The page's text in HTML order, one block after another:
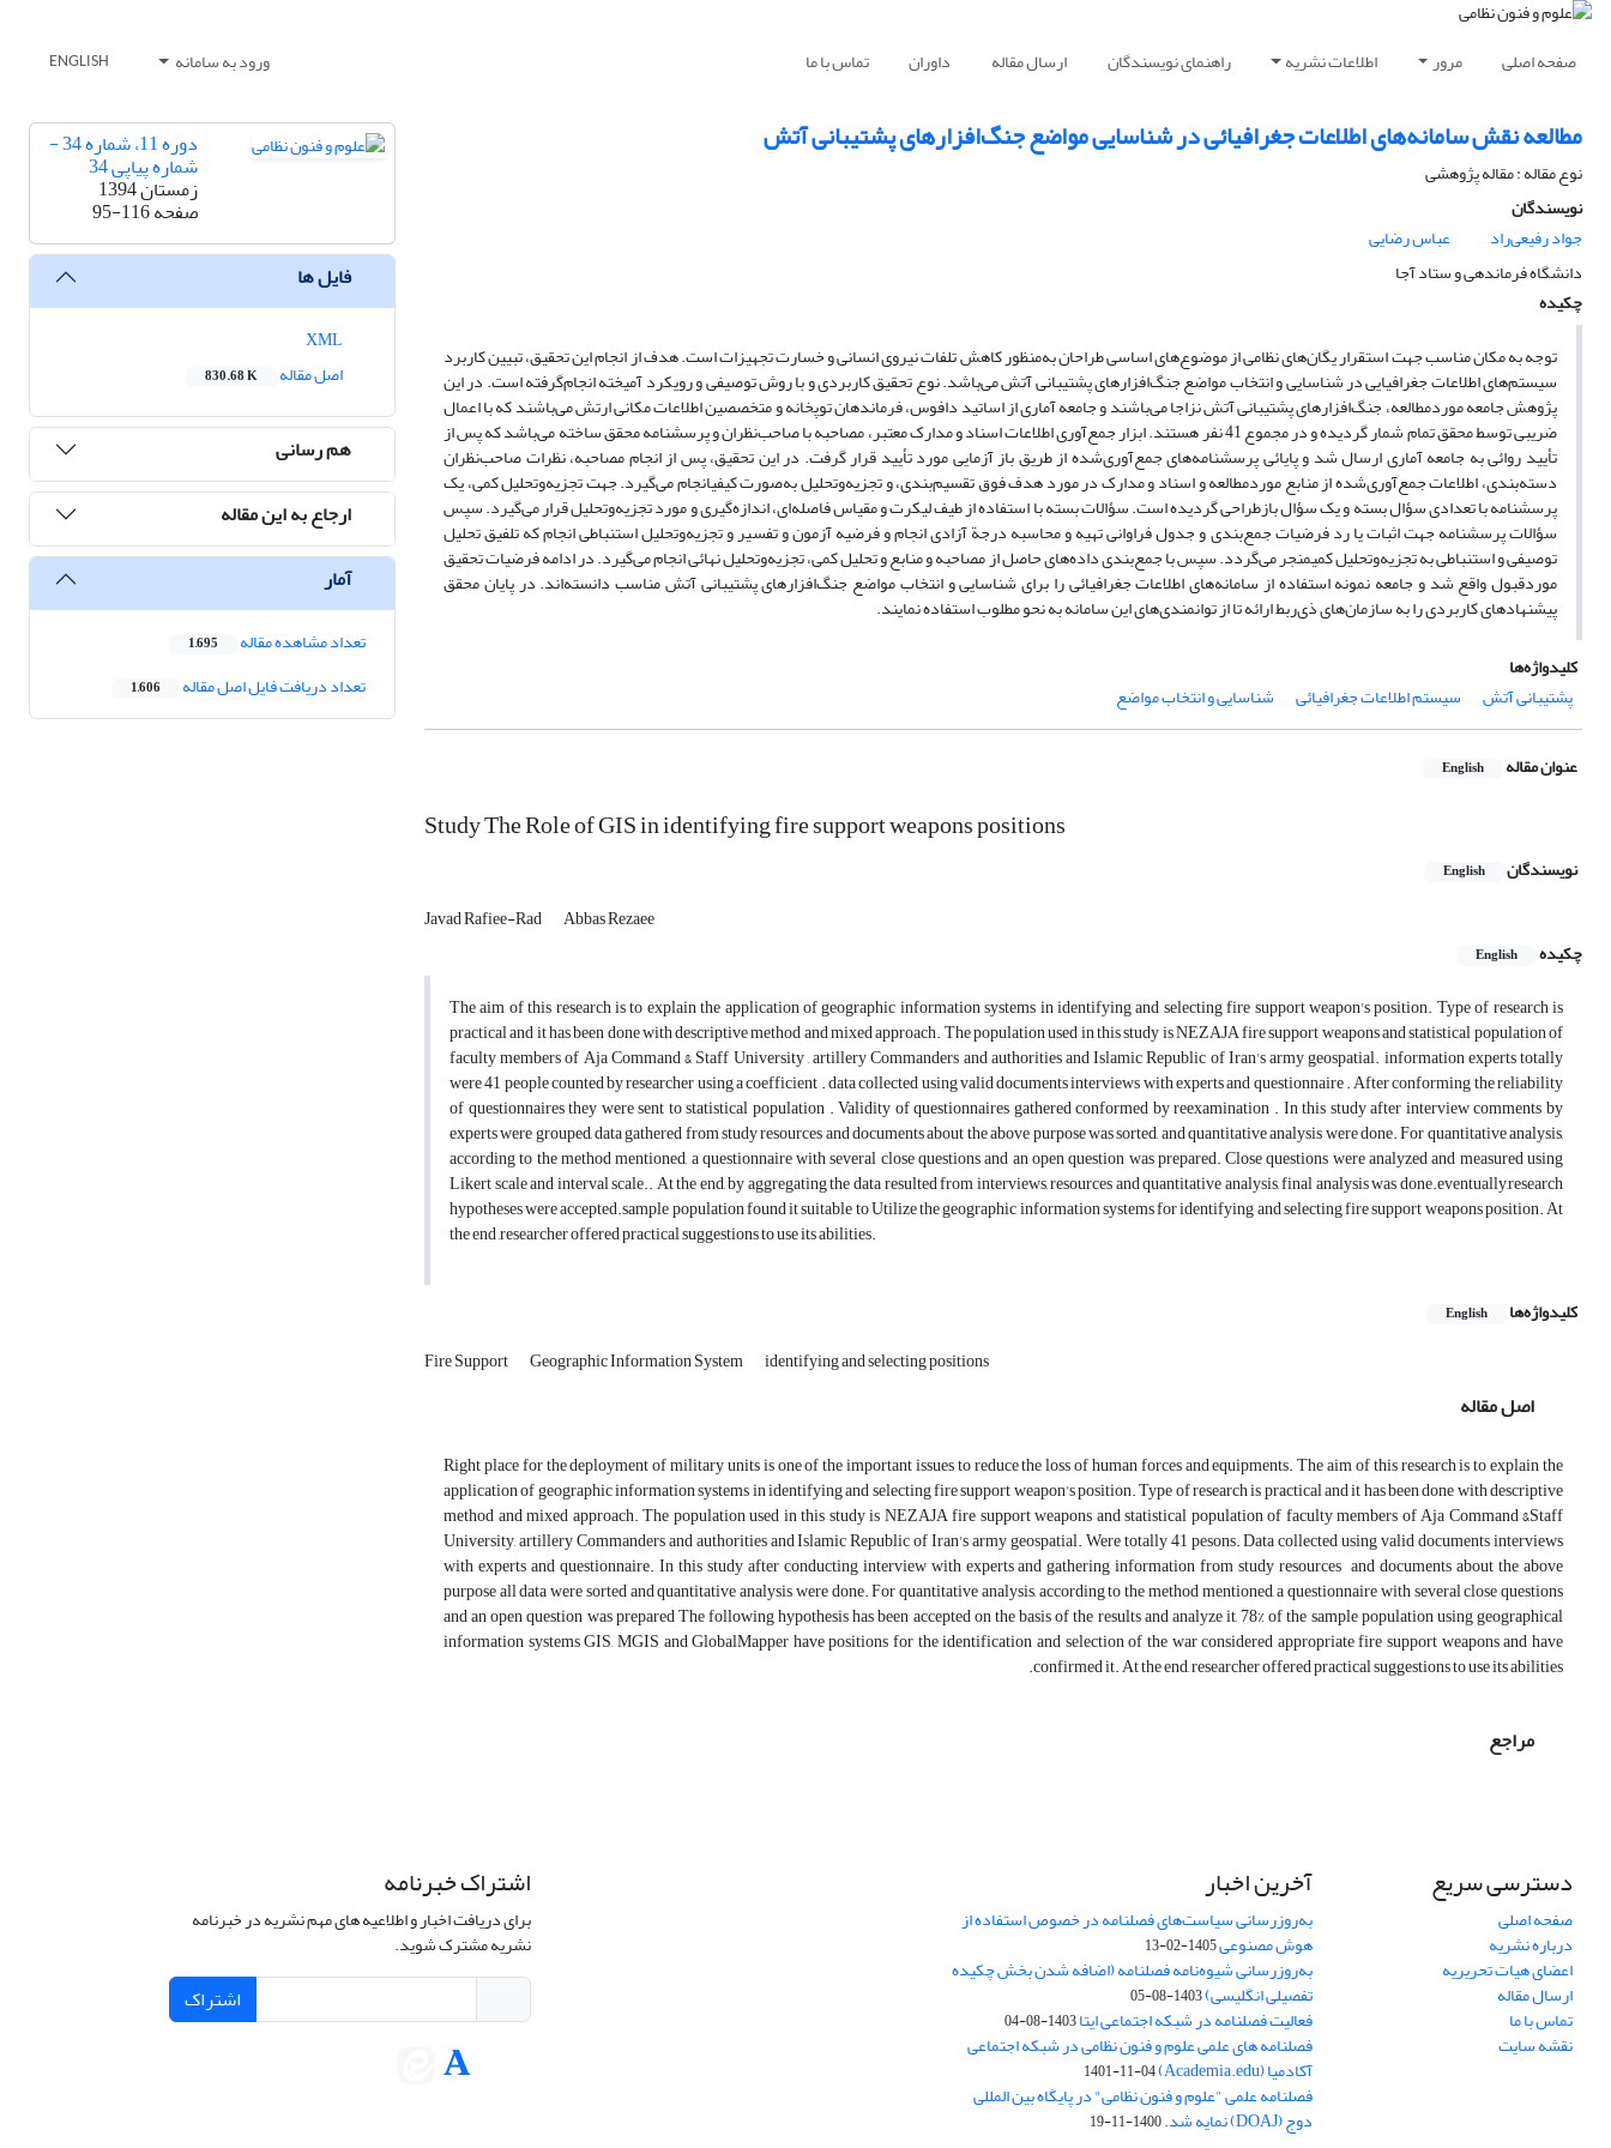
صفحه اصلی مرور اطلاعات نشریه راهنمای نویسندگان ارسال مقاله داوران تماس با ما ورود به سامانه ENGLISH
مطالعه نقش سامانه‌های اطلاعات جغرافیائی در شناسایی مواضع جنگ‌افزارهای پشتیبانی آتش
نوع مقاله : مقاله پژوهشی
نویسندگان
جواد رفیعی‌راد
عباس رضایی
دانشگاه فرماندهی و ستاد آجا
چکیده
توجه به مکان مناسب جهت استقرار یگان‌های نظامی از موضوع‌های اساسی طراحان به‌منظور کاهش تلفات نیروی انسانی و خسارت تجهیزات است. هدف از انجام این تحقیق، تبیین کاربرد
سیستم‌های اطلاعات جغرافیایی در شناسایی و انتخاب مواضع جنگ‌افزارهای پشتیبانی آتش می‌باشد. نوع تحقیق کاربردی و با روش توصیفی و رویکرد آمیخته انجام‌گرفته است. در این
پژوهش جامعه موردمطالعه، جنگ‌افزارهای پشتیبانی آتش نزاجا می‌باشند و جامعه آماری از اساتید دافوس، فرماندهان توپخانه و متخصصین اطلاعات مکانی ارتش می‌باشند که با اعمال
ضریبی توسط محقق تمام شمار گردیده و در مجموع 41 نفر هستند. ابزار جمع‌آوری اطلاعات اسناد و مدارک معتبر، مصاحبه با صاحب‌نظران و پرسشنامه محقق ساخته می‌باشد که پس از
تأیید روائی به جامعه آماری ارسال شد و پایائی پرسشنامه‌های جمع‌آوری‌شده از طریق باز آزمایی مورد تأیید قرار گرفت. در این تحقیق، پس از انجام مصاحبه، نظرات صاحب‌نظران
دسته‌بندی، اطلاعات جمع‌آوری‌شده از منابع موردمطالعه و اسناد و مدارک در مورد هدف فوق تقسیم‌بندی، و تجزیه‌وتحلیل به‌صورت کیفیانجام می‌گیرد. جهت تجزیه‌وتحلیل کمی، یک
پرسشنامه با تعدادی سؤال بسته و یک سؤال بازطراحی گردیده است. سؤالات بسته با استفاده از طیف لیکرت و مقیاس فاصله‌ای، اندازه‌گیری و مورد تجزیه‌وتحلیل قرار می‌گیرد. سپس
سؤالات پرسشنامه جهت اثبات یا رد فرضیات جمع‌بندی و جدول فراوانی تهیه و محاسبه درجة آزادی انجام و فرضیه آزمون و تفسیر و تجزیه‌وتحلیل استنباطی انجام که تلفیق تحلیل
توصیفی و استنباطی به تجزیه‌وتحلیل کمیمنجر می‌گردد. سپس با جمع‌بندی داده‌های حاصل از مصاحبه و منابع و تحلیل کمی، تجزیه‌وتحلیل نهائی انجام می‌گیرد. در ادامه فرضیات تحقیق
موردقبول واقع شد و جامعه نمونه استفاده از سامانه‌های اطلاعات جغرافیائی را برای شناسایی و انتخاب مواضع جنگ‌افزارهای پشتیبانی آتش مناسب دانسته‌اند. در پایان محقق
پیشنهادهای کاربردی را به سازمان‌های ذی‌ربط ارائه تا از توانمندی‌های این سامانه به نحو مطلوب استفاده نمایند.
کلیدواژه‌ها
پشتیبانی آتش
سیستم اطلاعات جغرافیائی شناسایی و انتخاب مواضع
عنوان مقاله English
Study The Role of GIS in identifying fire support weapons positions
نویسندگان English
Javad Rafiee-Rad
Abbas Rezaee
چکیده
English
The aim of this research is to explain the application of geographic information systems in identifying and selecting fire support weapon's position. Type of research is
practical and it has been done with descriptive method and mixed approach. The population used in this study is NEZAJA fire support weapons and statistical population of
faculty members of Aja Command & Staff University , artillery Commanders and authorities and Islamic Republic of Iran's army geospatial. information experts totally
were 41 people counted by researcher using a coefficient . data collected using valid documents interviews with experts and questionnaire . After conforming the reliability
of questionnaires they were sent to statistical population . Validity of questionnaires gathered conformed by reexamination . In this study after interview comments by
experts were grouped, data gathered from study resources and documents about the above purpose was sorted, and quantitative analysis were done. For quantitative analysis,
according to the method mentioned, a questionnaire with several close questions and an open question was prepared. Close questions were analyzed and measured using
Likert scale and interval scale.. At the end, by aggregating the data resulted from interviews, resources and quantitative analysis, final analysis was done.eventually,research
hypotheses were accepted.sample population found it suitable to Utilize the geographic information systems for identifying and selecting fire support weapons position. At
the end ,researcher offered practical suggestions to use its abilities.
کلیدواژه‌ها English
Fire Support Geographic Information System identifying and selecting positions
اصل مقاله
Right place for the deployment of military units is one of the important issues to reduce the loss of human forces and equipments. The aim of this research is to explain the
application of geographic information systems in identifying and selecting fire support weapon's position. Type of research is practical and it has been done with descriptive
method and mixed approach. The population used in this study is NEZAJA fire support weapons and statistical population of faculty members of Aja Command &Staff
University, artillery Commanders and authorities and Islamic Republic of Iran's army geospatial. Were totally 41 pesons. Data collected using valid documents interviews
with experts and questionnaire. In this study after conducting interview with experts and gathering information from study resources and documents about the above
purpose all data were sorted and quantitative analysis were done. For quantitative analysis, according to the method mentioned, a questionnaire with several close questions
and an open question was prepared The following hypothesis has been accepted on the basis of the results and analyze it, 78% of the sample population using geographical
information systems GIS, MGIS and GlobalMapper have positions for the identification and selection of the war considered appropriate fire support weapons and have
confirmed it. At the end, researcher offered practical suggestions to use its abilities.
مراجع
دوره 11، شماره 34 -
شماره پیاپی 34
زمستان 1394
صفحه95-116
فایل ها
اصل مقاله
830.68 K
هم رسانی
ارجاع به این مقاله
آمار
تعداد مشاهده مقاله 1,695
تعداد دریافت فایل اصل مقاله 1,606
دسترسی سریع
صفحه اصلی
درباره نشریه
اعضای هیات تحریریه
ارسال مقاله
تماس با ما
نقشه سایت
آخرین اخبار
به‌روزرسانی سیاست‌های فصلنامه در خصوص استفاده از
هوش مصنوعی1405-02-13
به‌روزرسانی شیوه‌نامه فصلنامه (اضافه شدن بخش چکیده
تفصیلی انگلیسی)1403-08-05
فعالیت فصلنامه در شبکه اجتماعی ایتا1403-08-04
فصلنامه های علمی علوم و فنون نظامی در شبکه اجتماعی
آکادمیا (Academia.edu) 1401-11-04
فصلنامه علمی "علوم و فنون نظامی" در پایگاه بین المللی
دوج (DOAJ) نمایه شد. 1400-11-19
اشتراک خبرنامه
برای دریافت اخبار و اطلاعیه های مهم نشریه در خبرنامه
نشریه مشترک شوید.
اشتراک